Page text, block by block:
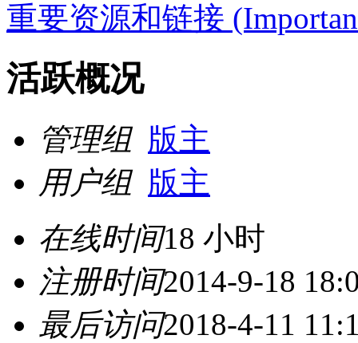
重要资源和链接
活跃概况
管理组 版主
用户组 版主
在线时间18 小时
注册时间2014-9-18
最后访问2018-4-11